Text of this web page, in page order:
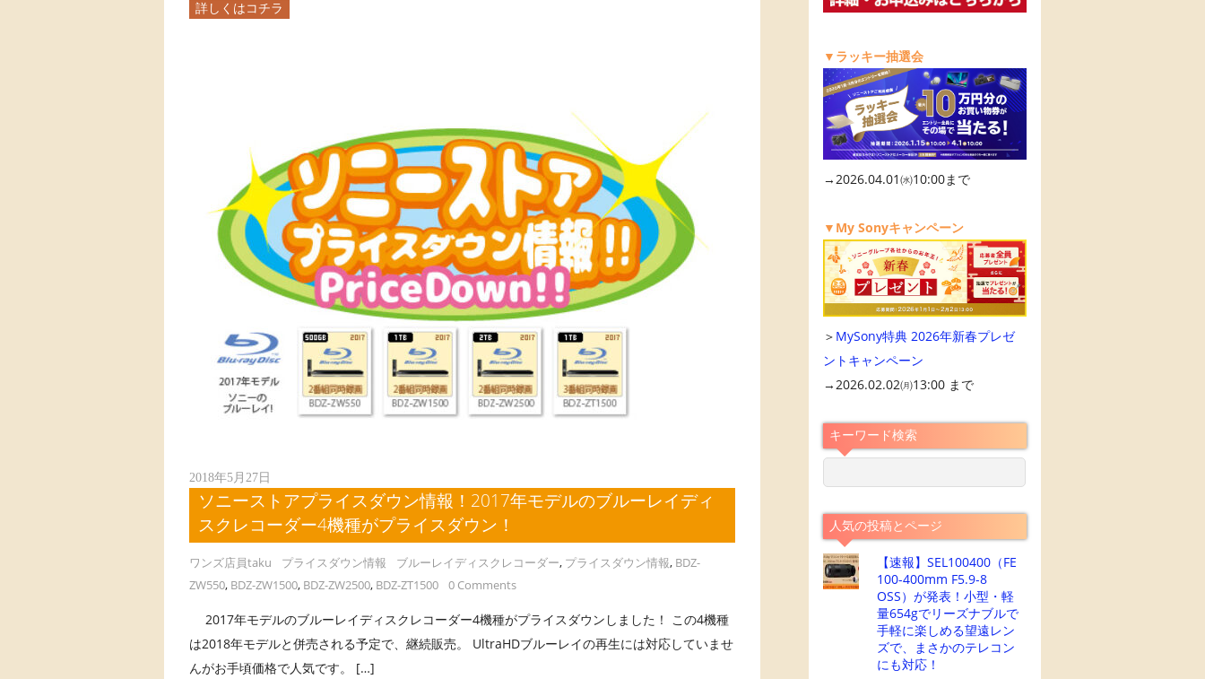
詳しくはコチラ
2018年5月27日
ソニーストアプライスダウン情報！2017年モデルのブルーレイディ
スクレコーダー4機種がプライスダウン！
ワンズ店員taku プライスダウン情報 ブルーレイディスクレコーダー, プライスダウン情報, BDZ-
ZW550, BDZ-ZW1500, BDZ-ZW2500, BDZ-ZT1500 0 Comments
2017年モデルのブルーレイディスクレコーダー4機種がプライスダウンしました！ この4機種
は2018年モデルと併売される予定で、継続販売。 UltraHDブルーレイの再生には対応していませ
んがお手頃価格で人気です。 […]
▼ラッキー抽選会
→2026.04.01㈬10:00まで
▼My Sonyキャンペーン
＞ MySony特典 2026年新春プレゼ
ントキャンペーン
→2026.02.02㈪13:00 まで
キーワード検索
人気の投稿とページ
【速報】SEL100400（FE
100-400mm F5.9-8
OSS）が発表！小型・軽
量654gでリーズナブルで
手軽に楽しめる望遠レン
ズで、まさかのテレコン
にも対応！